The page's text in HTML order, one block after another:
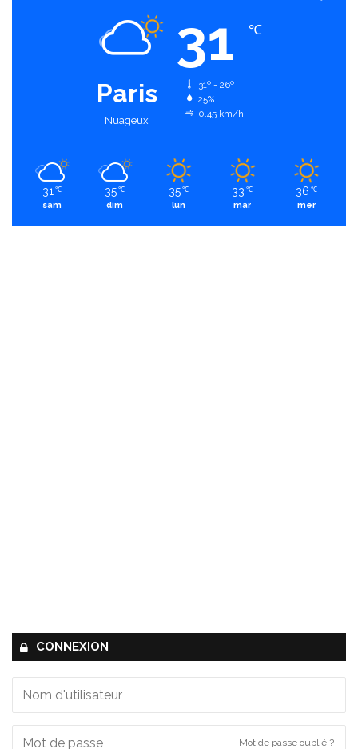
Paris
Nuageux
31 ℃
31º - 26º
25%
0.45 km/h
31 ℃
sam
35 ℃
dim
35 ℃
lun
33 ℃
mar
36 ℃
mer
CONNEXION
Mot de passe oublié ?